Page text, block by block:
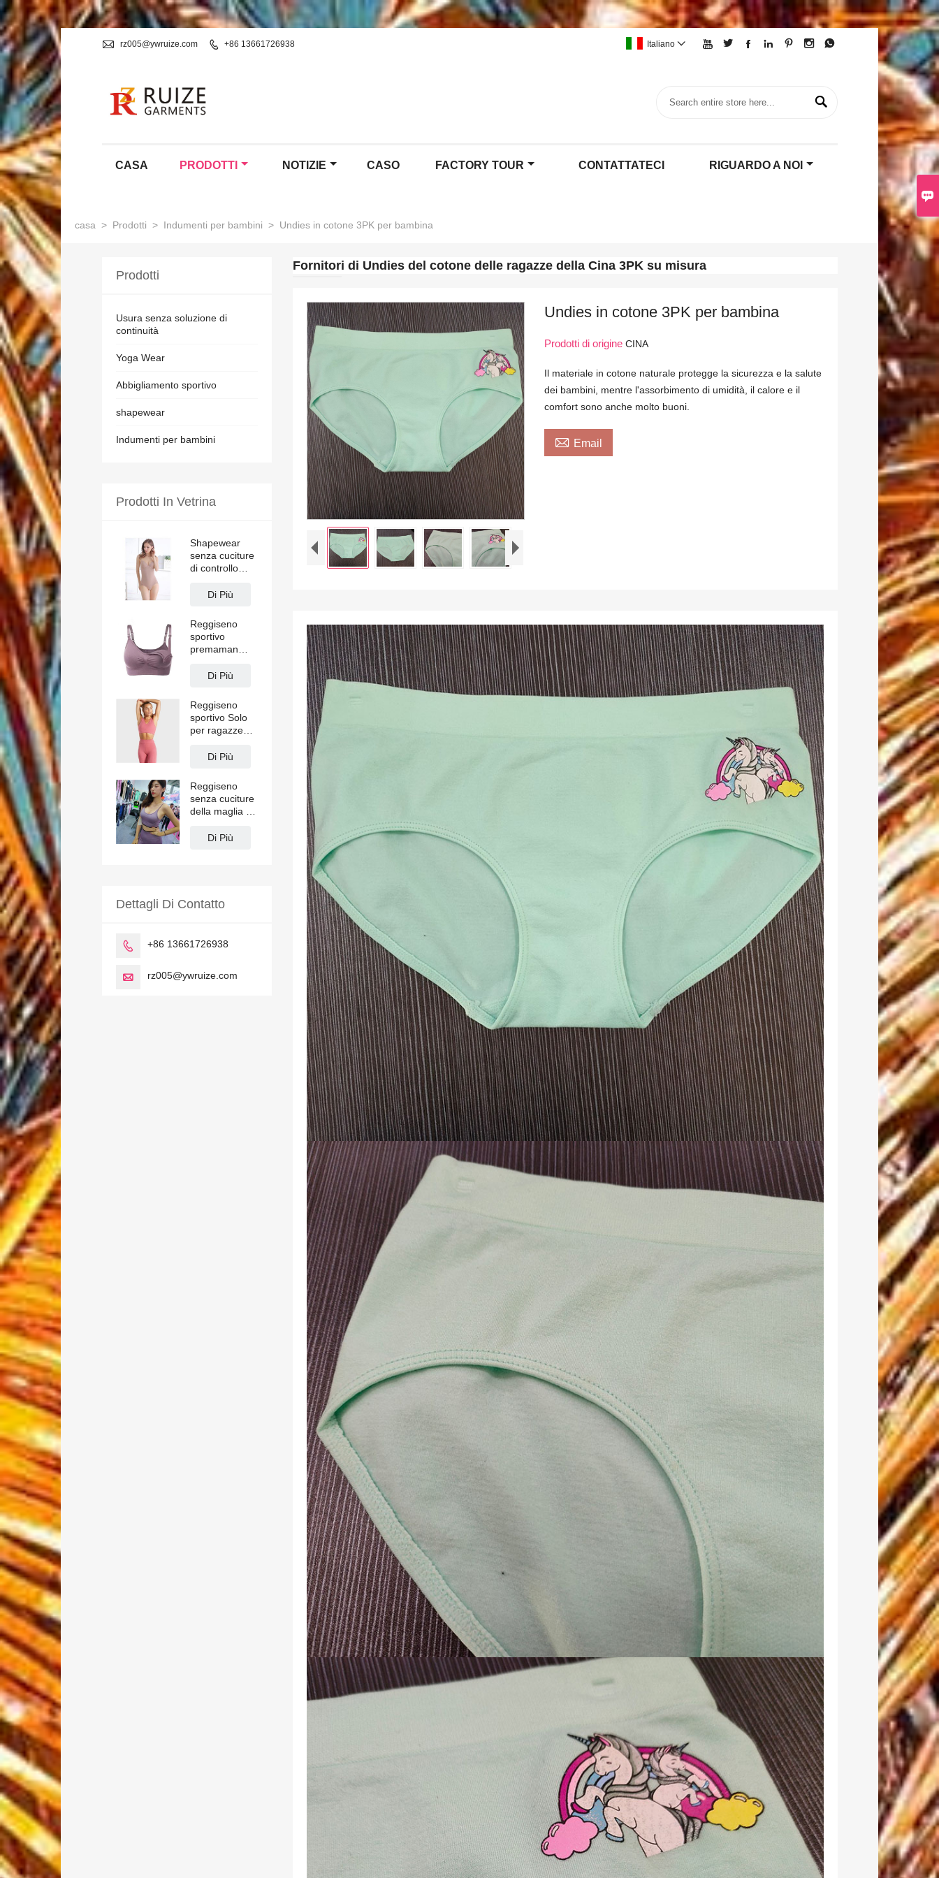

 rz005@ywruize.com  +86 13661726938       
Italiano 

CASA PRODOTTI NOTIZIE CASO FACTORY TOUR CONTATTATECI RIGUARDO A NOI
casa > Prodotti > Indumenti per bambini > Undies in cotone 3PK per bambina
Fornitori di Undies del cotone delle ragazze della Cina 3PK su misura
Undies in cotone 3PK per bambina
Prodotti di origineCINA
Il materiale in cotone naturale protegge la sicurezza e la salute
dei bambini, mentre l'assorbimento di umidità, il calore e il
comfort sono anche molto buoni.
 Email
Prodotti
Usura senza soluzione di
continuità
Yoga Wear
Abbigliamento sportivo
shapewear
Indumenti per bambini
Prodotti In Vetrina
Shapewear
senza cuciture
di controllo
senza
reggiseno
Di Più
Reggiseno
sportivo
premaman
pelle taglie forti
Di Più
Reggiseno
sportivo Solo
per ragazze
Di Più
Reggiseno
senza cuciture
della maglia di
donneDi Più
Dettagli Di Contatto
 +86 13661726938
 rz005@ywruize.com
